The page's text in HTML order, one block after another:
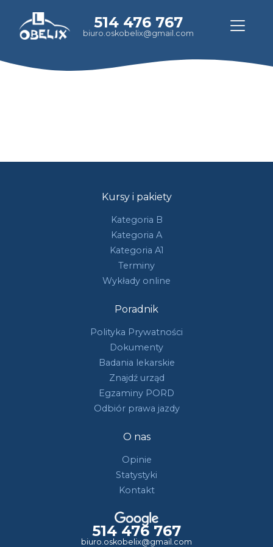
514 476 767
biuro.oskobelix@gmail.com
Kursy i pakiety
Kategoria B
Kategoria A
Kategoria A1
Terminy
Wykłady online
Poradnik
Polityka Prywatności
Dokumenty
Badania lekarskie
Znajdź urząd
Egzaminy PORD
Odbiór prawa jazdy
O nas
Opinie
Statystyki
Kontakt
514 476 767
biuro.oskobelix@gmail.com